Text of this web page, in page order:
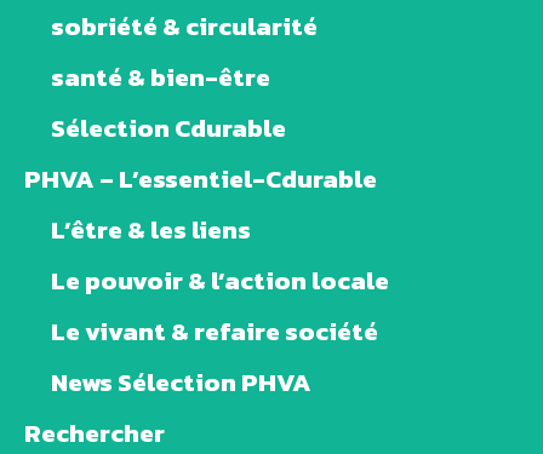
sobriété & circularité
santé & bien-être
Sélection Cdurable
PHVA – L’essentiel-Cdurable
L’être & les liens
Le pouvoir & l’action locale
Le vivant & refaire société
News Sélection PHVA
Rechercher